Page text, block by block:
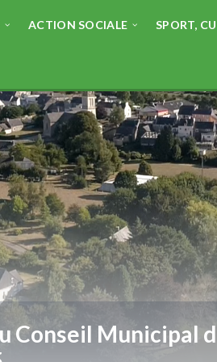
ACTION SOCIALE SPORT,
Conseil Municipal